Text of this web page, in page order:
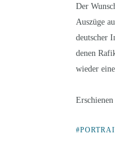
Der
Auszüge
deutscher
denen
wieder